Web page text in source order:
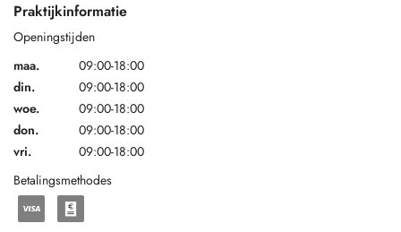
Praktijkinformatie
Openingstijden
maa.
09:00-18:00
din.
09:00-18:00
woe.
09:00-18:00
don.
09:00-18:00
vri.
09:00-18:00
Betalingsmethodes